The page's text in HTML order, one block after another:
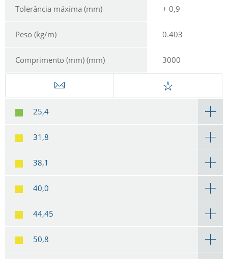
Tolerância máxima (mm) + 0,9
Peso (kg/m) 0.403
Comprimento (mm) (mm) 3000
25,4
31,8
38,1
40,0
44,45
50,8